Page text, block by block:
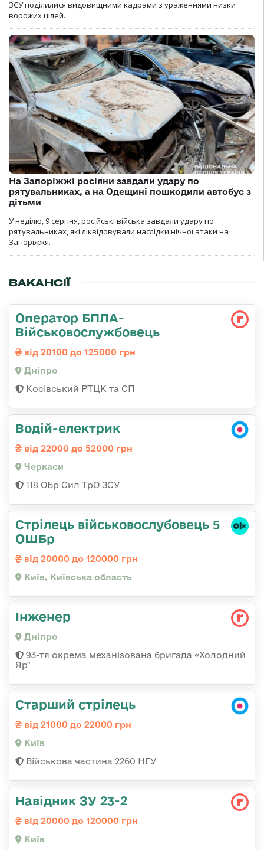
ЗСУ поділилися видовищними кадрами з ураженнями низки
ворожих цілей.
На Запоріжжі росіяни завдали удару по
рятувальниках, а на Одещині пошкодили автобус з
дітьми
У неділю, 9 серпня, російські війська завдали удару по
рятувальниках, які ліквідовували наслідки нічної атаки на
Запоріжжя.
ВАКАНСІЇ
Оператор БПЛА-
Військовослужбовець
від 20100 до 125000 грн
Дніпро
Косівський РТЦК та СП
Водій-електрик
від 22000 до 52000 грн
Черкаси
118 ОБр Сил ТрО ЗСУ
Стрілець військовослубовець 5
ОШБр
від 20000 до 120000 грн
Київ, Київська область
Інженер
Дніпро
93-тя окрема механізована бригада «Холодний
Яр"
Старший стрілець
від 21000 до 22000 грн
Київ
Військова частина 2260 НГУ
Навідник ЗУ 23-2
від 20000 до 120000 грн
Київ